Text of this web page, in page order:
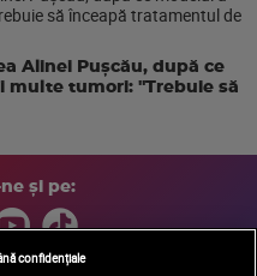
Alinei Pușcău, după ce
multe tumori: "Trebuie să
și pe:
confidențiale